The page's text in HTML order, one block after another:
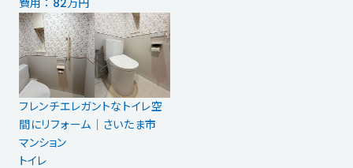
費用 ： 82万円
フレンチエレガントなトイレ空
間にリフォーム｜さいたま市
マンション
トイレ